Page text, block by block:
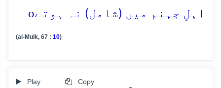
اہلِ جہنم میں (شامل) نہ ہوتےo
(al-Mulk, 67 : 10)
Play Copy